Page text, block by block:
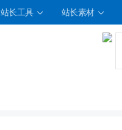
站长工具 站长素材